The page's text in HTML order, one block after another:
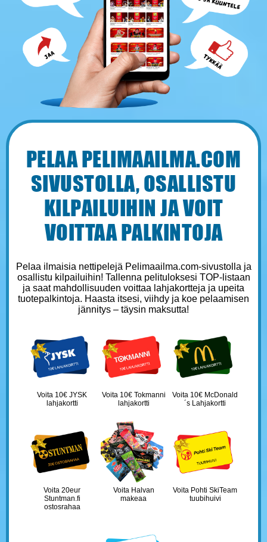
PELAA PELIMAAILMA.COM
SIVUSTOLLA, OSALLISTU
KILPAILUIHIN JA VOIT
VOITTAA PALKINTOJA
Pelaa ilmaisia nettipelejä Pelimaailma.com-sivustolla ja
osallistu kilpailuihin! Tallenna pelituloksesi TOP-listaan
ja saat mahdollisuuden voittaa lahjakortteja ja upeita
tuotepalkintoja. Haasta itsesi, viihdy ja koe pelaamisen
jännitys – täysin maksutta!
Voita 10€ JYSK
lahjakortti
Voita 10€ Tokmanni
lahjakortti
Voita 10€ McDonald
´s Lahjakortti
Voita 20eur
Stuntman.fi
ostosrahaa
Voita Halvan
makeaa
Voita Pohti SkiTeam
tuubihuivi